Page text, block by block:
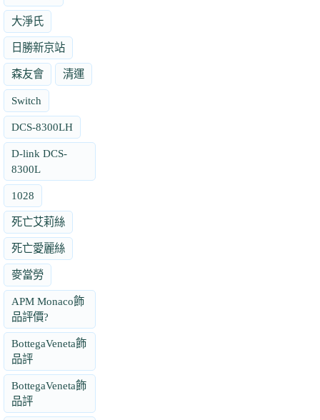
大淨氏
日勝新京站
森友會 清運
Switch
DCS-8300LH
D-link DCS-
8300L
1028
死亡艾莉絲
死亡愛麗絲
麥當勞
APM Monaco飾
品評價?
BottegaVeneta飾
品評
BottegaVeneta飾
品評